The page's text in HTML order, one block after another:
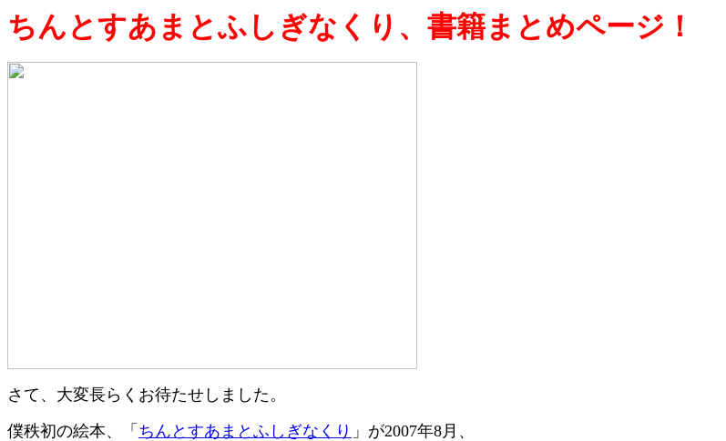
ちんとすあまとふしぎなくり、書籍まとめページ！
さて、大変長らくお待たせしました。
僕秩初の絵本、「 ちんとすあまとふしぎなくり 」が2007年8月、